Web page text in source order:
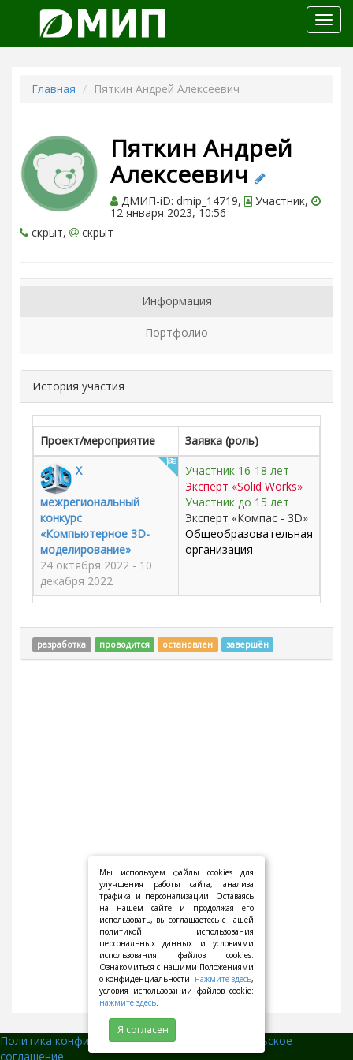
меню
Главная Пяткин Андрей Алексеевич
Пяткин Андрей
Алексеевич
ДМИП-iD: dmip_14719, Участник,
12 января 2023, 10:56
скрыт,
скрыт
Информация
Портфолио
История участия
Проект/мероприятие
Заявка (роль)
X
межрегиональный
конкурс
«Компьютерное 3D-
моделирование»
24 октября 2022 - 10
декабря 2022
Участник 16-18 лет
Эксперт «Solid Works»
Участник до 15 лет
Эксперт «Компас - 3D»
Общеобразовательная
организация
разработка проводится остановлен завершён
Политика конфиденциальности||
Пользовательское
соглашение
Мы используем файлы cookies для
улучшения работы сайта, анализа
трафика и персонализации. Оставаясь
на нашем сайте и продолжая его
использовать, вы соглашаетесь с нашей
политикой использования
персональных данных и условиями
использования файлов cookies.
Ознакомиться с нашими Положениями
о конфиденциальности: нажмите здесь,
условия использовании файлов cookie:
нажмите здесь.
Я согласен